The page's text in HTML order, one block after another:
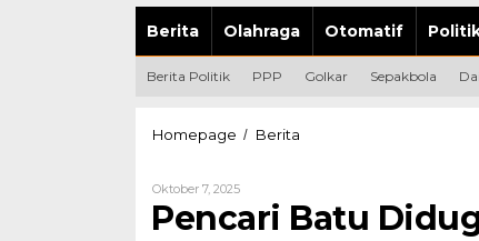
Berita Olahraga Otomatif
Berita Politik PPP Golkar Sepakbola
Homepage / Berita
dari
Perahu
Oktober 7, 2025Oleh
Hendly
Mangkali
Pencari Batu